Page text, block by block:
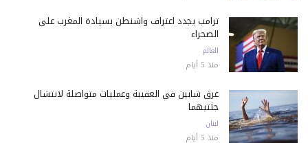
ترامب يجدد اعتراف واشنطن بسيادة المغرب على
الصحراء
العالم
منذ 5 أيام
غرق شابين في العقيبة وعمليات متواصلة لانتشال
جثتيهما
لبنان
منذ 5 أيام